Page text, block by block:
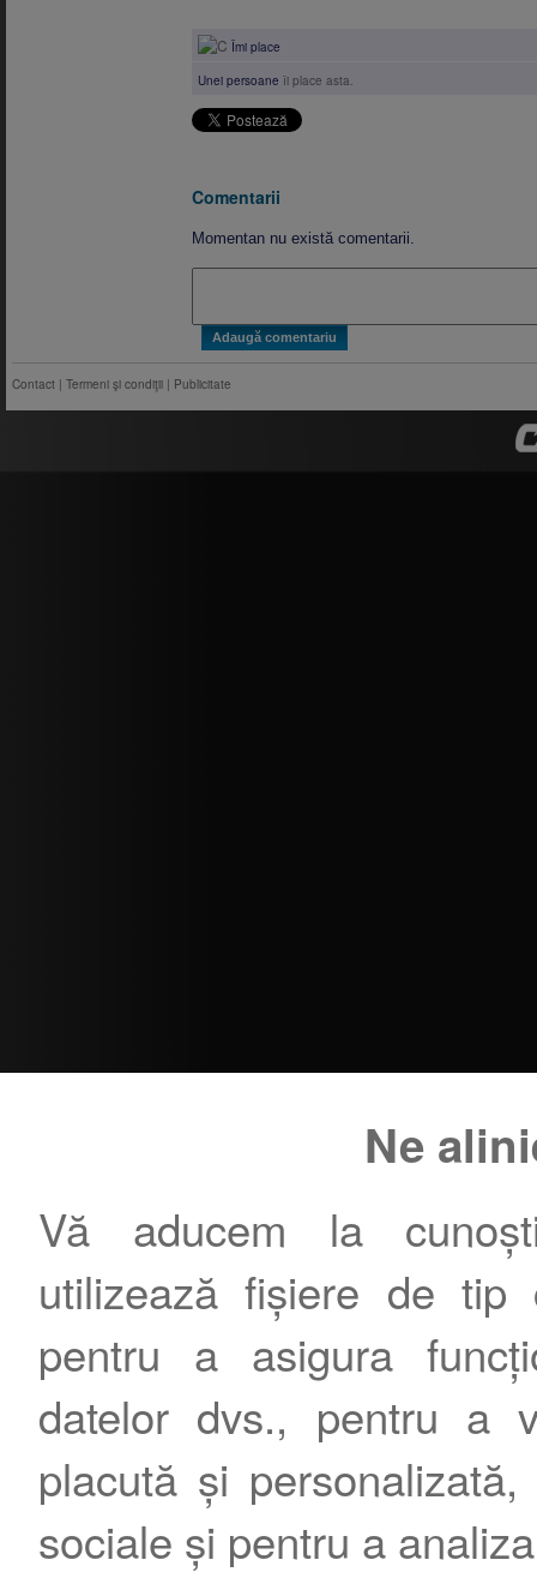
Ne
Vă aducem la
utilizează fișiere de tip
pentru a asigura
datelor dvs., pentru a
placută și
sociale și pentru a
Îmi place
Unei persoane îi place asta.
Comentarii
Momentan nu există comentarii.
Contact | Termeni şi condiţii | Publicitate